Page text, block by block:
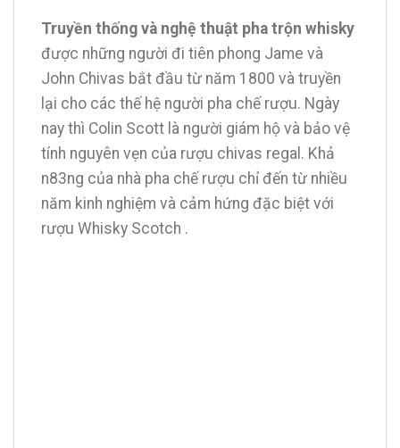
Truyền thống và nghệ thuật pha trộn whisky
được những người đi tiên phong Jame và
John Chivas bắt đầu từ năm 1800 và truyền
lại cho các thế hệ người pha chế rượu. Ngày
nay thì Colin Scott là người giám hộ và bảo vệ
tính nguyên vẹn của rượu chivas regal. Khả
n83ng của nhà pha chế rượu chỉ đến từ nhiều
năm kinh nghiệm và cảm hứng đặc biệt với
rượu Whisky Scotch .